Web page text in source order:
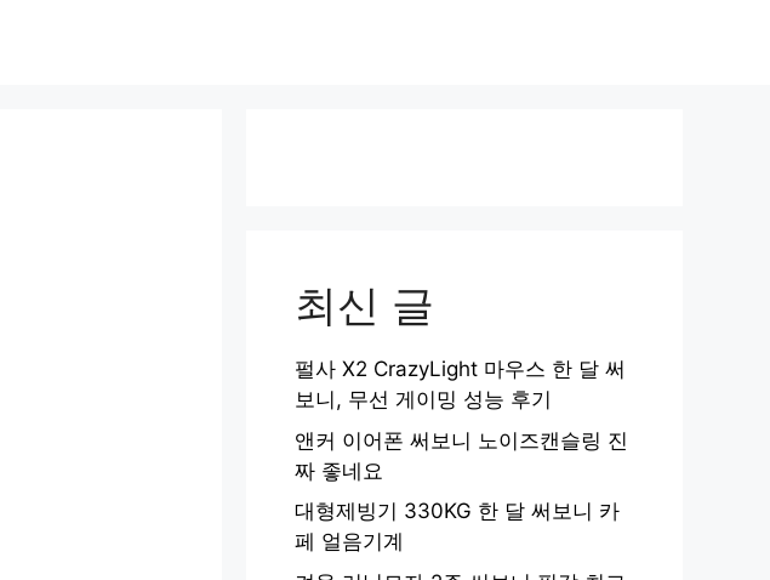
최신 글
펄사 X2 CrazyLight 마우스 한 달 써
보니, 무선 게이밍 성능 후기
앤커 이어폰 써보니 노이즈캔슬링 진
짜 좋네요
대형제빙기 330KG 한 달 써보니 카
페 얼음기계